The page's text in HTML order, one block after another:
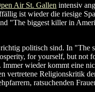
Air St. Gallen intensiv
ist wieder die riesige
"The biggest killer in
politisch sind. In "The
for yourself, but not
wieder kommt eine
vertretene Religionskritik
ratsuchenden